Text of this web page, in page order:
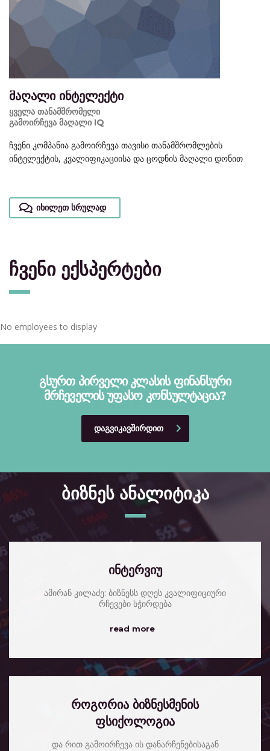
მაღალი ინტელექტი
ყველა თანამშრომელი
გამოირჩევა მაღალი IQ
ჩვენი კომპანია გამოირჩევა თავისი თანამშრომლების
ინტელექტის, კვალიფიკაციისა და ცოდნის მაღალი დონით
იხილეთ სრულად
ჩვენი ექსპერტები
No employees to display
გსურთ პირველი კლასის ფინანსური
მრჩეველის უფასო კონსულტაცია?
ᲓᲐᲒᲕᲘᲙᲐᲕᲨᲘᲠᲓᲘᲗ
ბიზნეს ანალიტიკა
ინტერვიუ
ამირან კილაძე: ბიზნესს დღეს კვალიფიციური
რჩევები სჭირდება
read more
როგორია ბიზნესმენის
ფსიქოლოგია
და რით გამოირჩევა ის დანარჩენებისაგან